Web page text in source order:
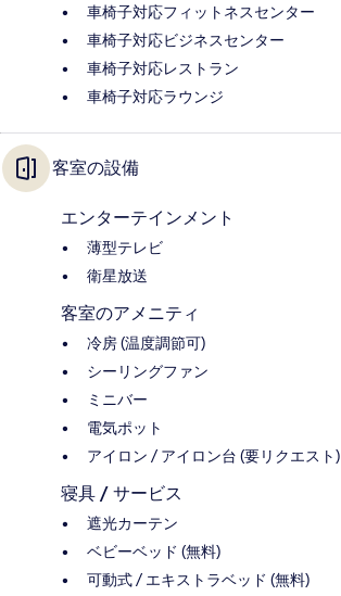
車椅子対応フィットネスセンター
車椅子対応ビジネスセンター
車椅子対応レストラン
車椅子対応ラウンジ
客室の設備
エンターテインメント
薄型テレビ
衛星放送
客室のアメニティ
冷房 (温度調節可)
シーリングファン
ミニバー
電気ポット
アイロン / アイロン台 (要リクエスト)
寝具 / サービス
遮光カーテン
ベビーベッド (無料)
可動式 / エキストラベッド (無料)